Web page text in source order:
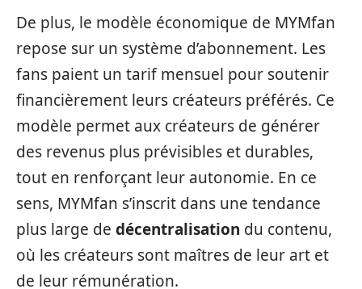
De plus, le modèle économique de MYMfan
repose sur un système d’abonnement. Les
fans paient un tarif mensuel pour soutenir
financièrement leurs créateurs préférés. Ce
modèle permet aux créateurs de générer
des revenus plus prévisibles et durables,
tout en renforçant leur autonomie. En ce
sens, MYMfan s’inscrit dans une tendance
plus large de décentralisation du contenu,
où les créateurs sont maîtres de leur art et
de leur rémunération.